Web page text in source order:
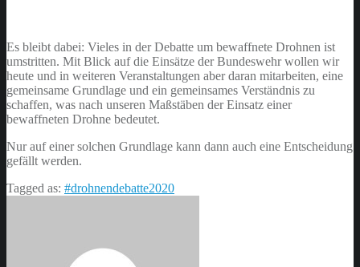
Es bleibt dabei: Vieles in der Debatte um bewaffnete Drohnen ist
umstritten. Mit Blick auf die Einsätze der Bundeswehr wollen wir
heute und in weiteren Veranstaltungen aber daran mitarbeiten, eine
gemeinsame Grundlage und ein gemeinsames Verständnis zu
schaffen, was nach unseren Maßstäben der Einsatz einer
bewaffneten Drohne bedeutet.
Nur auf einer solchen Grundlage kann dann auch eine Entscheidung
gefällt werden.
Tagged as: #drohnendebatte2020